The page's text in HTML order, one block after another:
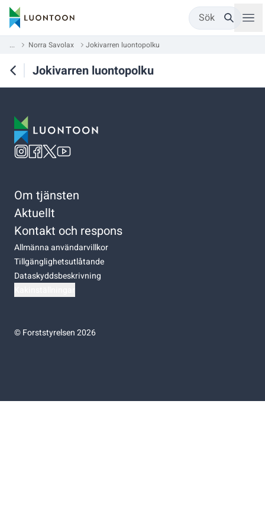
Sök
... Norra Savolax Jokivarren luontopolku
Jokivarren luontopolku
Om tjänsten
Aktuellt
Kontakt och respons
Allmänna användarvillkor
Tillgänglighetsutlåtande
Dataskyddsbeskrivning
©Forststyrelsen 2026